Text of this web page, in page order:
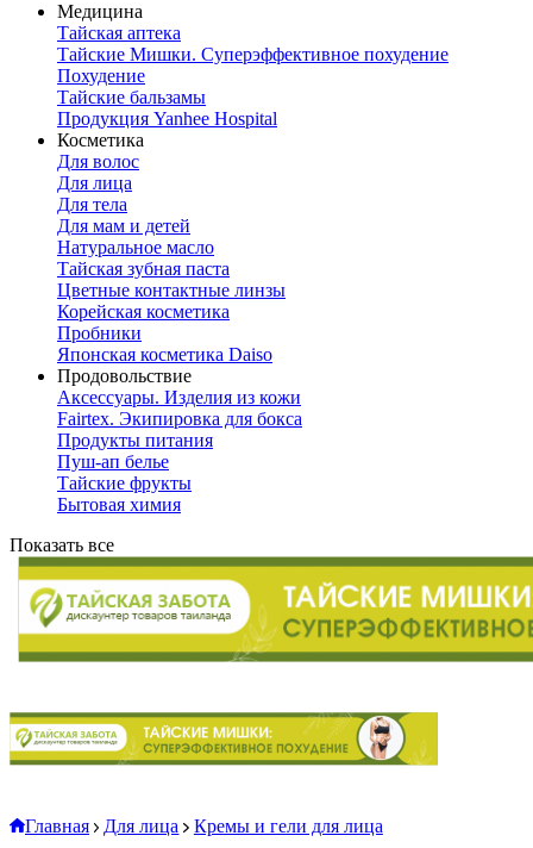
Медицина
Тайская аптека
Тайские Мишки. Суперэффективное похудение
Похудение
Тайские бальзамы
Продукция Yanhee Hospital
Косметика
Для волос
Для лица
Для тела
Для мам и детей
Натуральное масло
Тайская зубная паста
Цветные контактные линзы
Корейская косметика
Пробники
Японская косметика Daiso
Продовольствие
Аксессуары. Изделия из кожи
Fairtex. Экипировка для бокса
Продукты питания
Пуш-ап белье
Тайские фрукты
Бытовая химия
Показать все
Главная Для лица Кремы и гели для лица